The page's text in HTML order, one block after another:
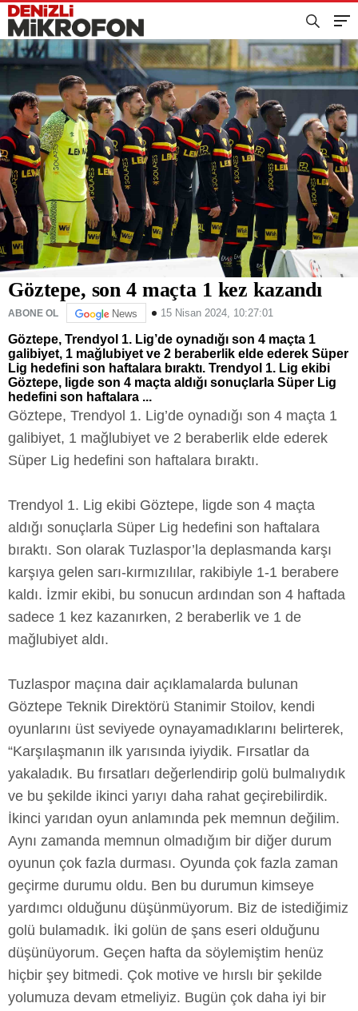
Göztepe, son 4 maçta 1 kez kazandı
ABONE OL News 15 Nisan 2024, 10:27:01
Göztepe, Trendyol 1. Lig’de oynadığı son 4 maçta 1
galibiyet, 1 mağlubiyet ve 2 beraberlik elde ederek Süper
Lig hedefini son haftalara bıraktı. Trendyol 1. Lig ekibi
Göztepe, ligde son 4 maçta aldığı sonuçlarla Süper Lig
hedefini son haftalara ...
Göztepe, Trendyol 1. Lig’de oynadığı son 4 maçta 1
galibiyet, 1 mağlubiyet ve 2 beraberlik elde ederek
Süper Lig hedefini son haftalara bıraktı.
Trendyol 1. Lig ekibi Göztepe, ligde son 4 maçta
aldığı sonuçlarla Süper Lig hedefini son haftalara
bıraktı. Son olarak Tuzlaspor’la deplasmanda karşı
karşıya gelen sarı-kırmızılılar, rakibiyle 1-1 berabere
kaldı. İzmir ekibi, bu sonucun ardından son 4 haftada
sadece 1 kez kazanırken, 2 beraberlik ve 1 de
mağlubiyet aldı.
Tuzlaspor maçına dair açıklamalarda bulunan
Göztepe Teknik Direktörü Stanimir Stoilov, kendi
oyunlarını üst seviyede oynayamadıklarını belirterek,
“Karşılaşmanın ilk yarısında iyiydik. Fırsatlar da
yakaladık. Bu fırsatları değerlendirip golü bulmalıydık
ve bu şekilde ikinci yarıyı daha rahat geçirebilirdik.
İkinci yarıdan oyun anlamında pek memnun değilim.
Aynı zamanda memnun olmadığım bir diğer durum
oyunun çok fazla durması. Oyunda çok fazla zaman
geçirme durumu oldu. Ben bu durumun kimseye
yardımcı olduğunu düşünmüyorum. Biz de istediğimiz
golü bulamadık. İki golün de şans eseri olduğunu
düşünüyorum. Geçen hafta da söylemiştim henüz
hiçbir şey bitmedi. Çok motive ve hırslı bir şekilde
yolumuza devam etmeliyiz. Bugün çok daha iyi bir